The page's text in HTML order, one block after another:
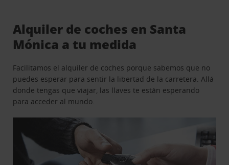
Alquiler de coches en Santa
Mónica a tu medida
Facilitamos el alquiler de coches porque sabemos que no
puedes esperar para sentir la libertad de la carretera. Allá
donde tengas que viajar, las llaves te están esperando
para acceder al mundo.